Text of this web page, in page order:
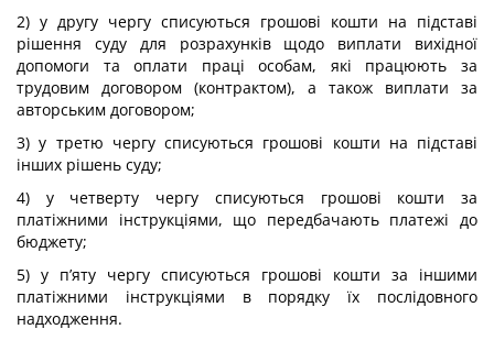
2) у другу чергу списуються грошові кошти на підставі
рішення суду для розрахунків щодо виплати вихідної
допомоги та оплати праці особам, які працюють за
трудовим договором (контрактом), а також виплати за
авторським договором;
3) у третю чергу списуються грошові кошти на підставі
інших рішень суду;
4) у четверту чергу списуються грошові кошти за
платіжними інструкціями, що передбачають платежі до
бюджету;
5) у п’яту чергу списуються грошові кошти за іншими
платіжними інструкціями в порядку їх послідовного
надходження.